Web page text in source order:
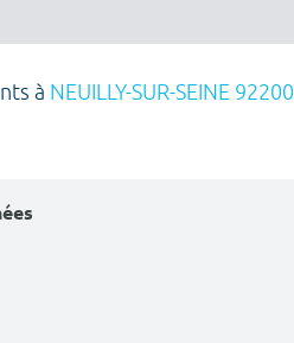
à NEUILLY-SUR-SEINE 92200